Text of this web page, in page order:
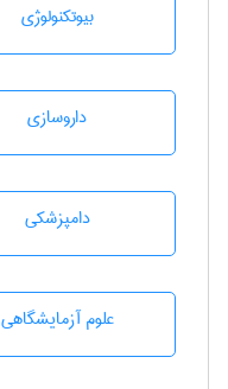
بيوتكنولوژی
داروسازی
دامپزشكی
علوم آزمايشگاهی